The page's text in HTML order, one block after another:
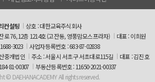
컨설팅
상호 : 대한교육주식회사
로 76, 12층 1214호 (고잔동, 영풍맘모스프라자)
대표 : 이희원
3023
사업자등록번호 : 683-87-02838
중개법인 주소 : 서울시 서초구 서초대로115길
대표 : 김진호
81-00307
부동산등록번호 : 11650-2021-00337
© DAEHANACADEMYAll rights reserved.